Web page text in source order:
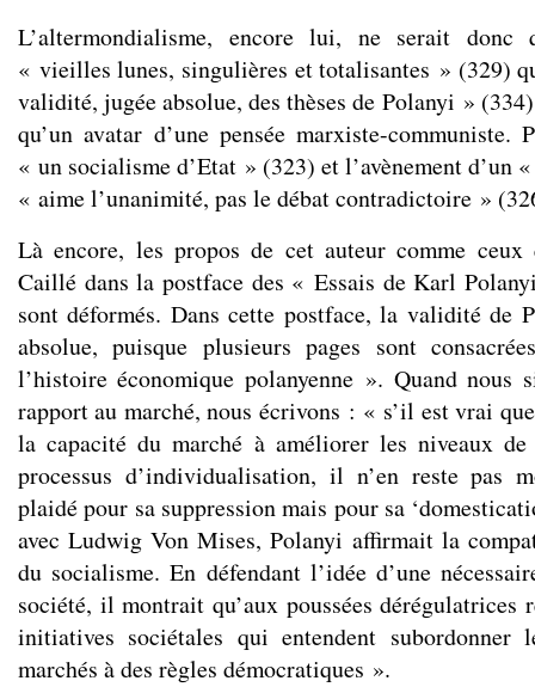
L’altermondialisme, encore lui, ne serait donc
« vieilles lunes, singulières et totalisantes » (329)
validité, jugée absolue, des thèses de Polanyi »
qu’un avatar d’une pensée marxiste-
« un socialisme d’Etat » (323) et l’avènement d’un
« aime l’unanimité, pas le débat contradictoire »
Là encore, les propos de cet auteur comme ceux
Caillé dans la postface des « Essais de Karl
sont déformés. Dans cette postface, la validité de
absolue, puisque plusieurs pages sont
l’histoire économique polanyenne ». Quand nous
rapport au marché, nous écrivons : « s’il est vrai
la capacité du marché à améliorer les niveaux
processus d’individualisation, il n’en reste pas
plaidé pour sa suppression mais pour sa
avec Ludwig Von Mises, Polanyi affirmait la
du socialisme. En défendant l’idée d’une
société, il montrait qu’aux poussées dérégulatrices
initiatives sociétales qui entendent subordonner
marchés à des règles démocratiques ».